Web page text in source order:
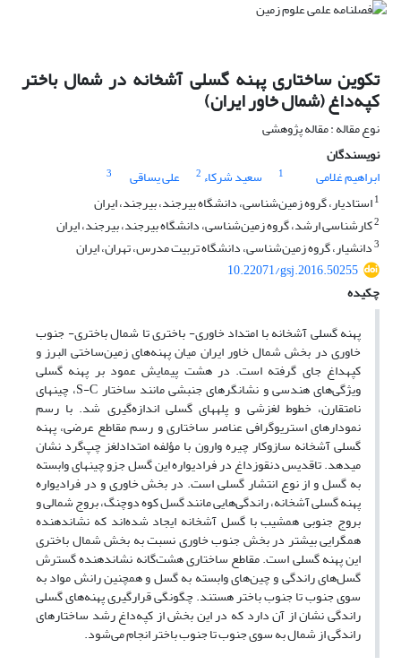
تکوین ساختاری پهنه گسلی آشخانه در شمال ‌باختر
کپه‌داغ (شمال‌ خاور ایران)
نوع مقاله : مقاله پژوهشی
نویسندگان
ابراهیم غلامی
1 سعید شرکاء 2 علی یساقی
3
1استادیار، گروه زمین‌شناسی، دانشگاه بیرجند، بیرجند، ایران
2کارشناسی ارشد، گروه زمین‌شناسی، دانشگاه بیرجند، بیرجند، ایران
3دانشیار، گروه زمین‌شناسی، دانشگاه تربیت مدرس، تهران، ایران
10.22071/gsj.2016.50255
چکیده
پهنه گسلی آشخانه با امتداد خاوری- باختری تا شمال‌ باختری- جنوب‌
خاوری در بخش شمال‌ خاور ایران میان پهنه‌های زمین‌ساختی البرز و
کپه­داغ جای گرفته است. در هشت پیمایش عمود بر پهنه گسلی
ویژگی‌های هندسی و نشانگرهای جنبشی مانند ساختار S-C، چین­های
نامتقارن، خطوط لغزشی و پله‎های گسلی اندازه‌گیری شد. با رسم
نمودارهای استریوگرافی عناصر ساختاری و رسم مقاطع عرضی، پهنه
گسلی آشخانه سازوکار چیره وارون با مؤلفه امتدادلغز چپ‌گرد نشان
می‎دهد. تاقدیس دنقوزداغ در فرادیواره این گسل جزو چین­های وابسته
به گسل و از نوع انتشار گسلی است. در بخش خاوری و در فرادیواره
پهنه گسلی آشخانه، راندگی‌هایی مانند گسل کوه دوچنگ، بروج شمالی و
بروج جنوبی همشیب با گسل آشخانه ایجاد شده‌اند که نشان‎دهنده
همگرایی بیشتر در بخش جنوب ‌خاوری نسبت به بخش شمال ‌باختری
این پهنه گسلی است. مقاطع ساختاری هشت‌گانه نشان‎دهنده گسترش
گسل‌های راندگی و چین‌های وابسته به گسل و همچنین رانش مواد به
سوی جنوب تا جنوب ‌باختر هستند. چگونگی قرارگیری پهنه‌های گسلی
راندگی نشان از آن دارد که در این بخش از کپه‌داغ رشد ساختارهای
راندگی از شمال به‌ سوی جنوب تا جنوب ‌باختر انجام می‌شود.